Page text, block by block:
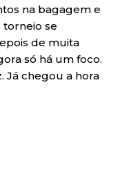
na bagagem e
torneio se
de muita
só há um foco.
Já chegou a hora